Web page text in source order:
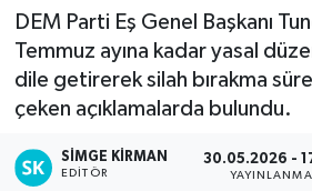
DEM Parti Eş Genel Başkanı
Temmuz ayına kadar yasal
dile getirerek silah bırakma
çeken açıklamalarda bulundu.
SIMGE KİRMAN
EDITÖR
30.05.2026 -
YAYINLANMA
Siyaset
Magazin
Resmi İlanlar
Tüm Manşetler
Son Dakika Haberleri
Haber Arşivi